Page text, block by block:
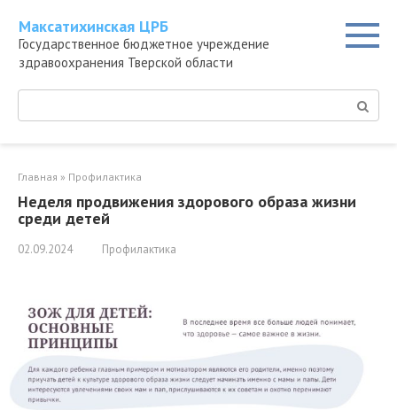
контенту
Максатихинская ЦРБ
Государственное бюджетное учреждение
здравоохранения Тверской области
Поиск:
Главная » Профилактика
Неделя продвижения здорового образа жизни
среди детей
02.09.2024 Профилактика